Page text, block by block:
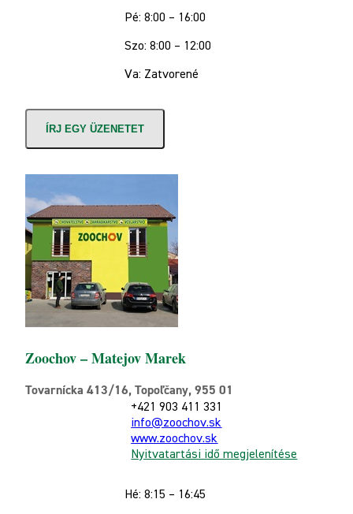
Pé: 8:00 – 16:00
Szo: 8:00 – 12:00
Va: Zatvorené
ÍRJ EGY ÜZENETET
Zoochov – Matejov Marek
Tovarnícka 413/16, Topoľčany, 955 01
+421 903 411 331
info@zoochov.sk
www.zoochov.sk
Nyitvatartási idő megjelenítése
Hé: 8:15 – 16:45